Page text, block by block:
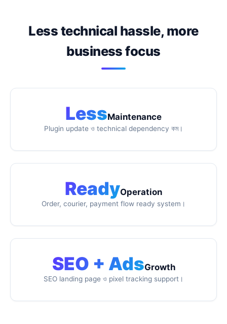
Less technical hassle, more
business focus
LessMaintenance
Plugin update ও technical dependency কম।
ReadyOperation
Order, courier, payment flow ready system।
SEO + AdsGrowth
SEO landing page ও pixel tracking support।